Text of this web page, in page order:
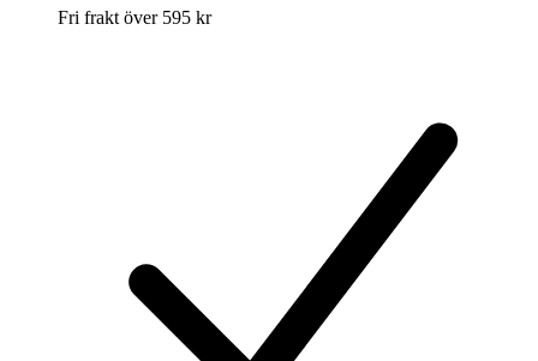
Fri frakt över 595 kr